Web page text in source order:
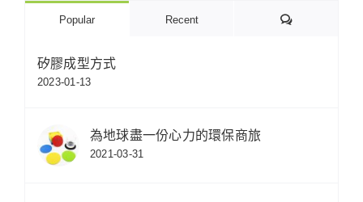
Popular Recent Comments
矽膠成型方式
2023-01-13
為地球盡一份心力的環保商旅
2021-03-31